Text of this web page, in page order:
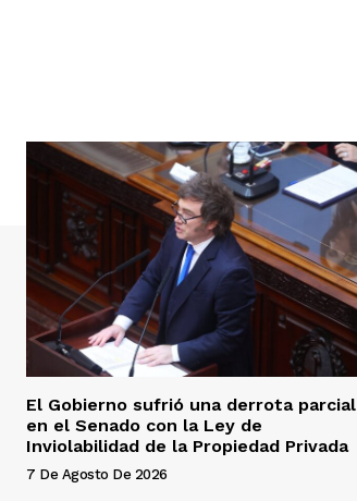
El Gobierno sufrió una derrota parcial
en el Senado con la Ley de
Inviolabilidad de la Propiedad Privada
7 De Agosto De 2026